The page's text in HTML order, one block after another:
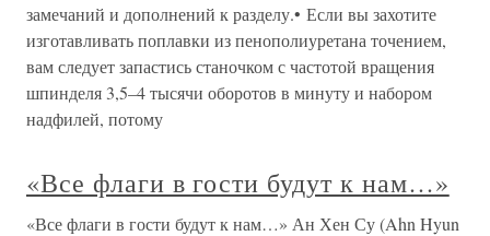
замечаний и дополнений к разделу.• Если вы захотите
изготавливать поплавки из пенополиуретана точением,
вам следует запастись станочком с частотой вращения
шпинделя 3,5–4 тысячи оборотов в минуту и набором
надфилей, потому
«Все флаги в гости будут к нам…»
«Все флаги в гости будут к нам…» Ан Хен Су (Ahn Hyun